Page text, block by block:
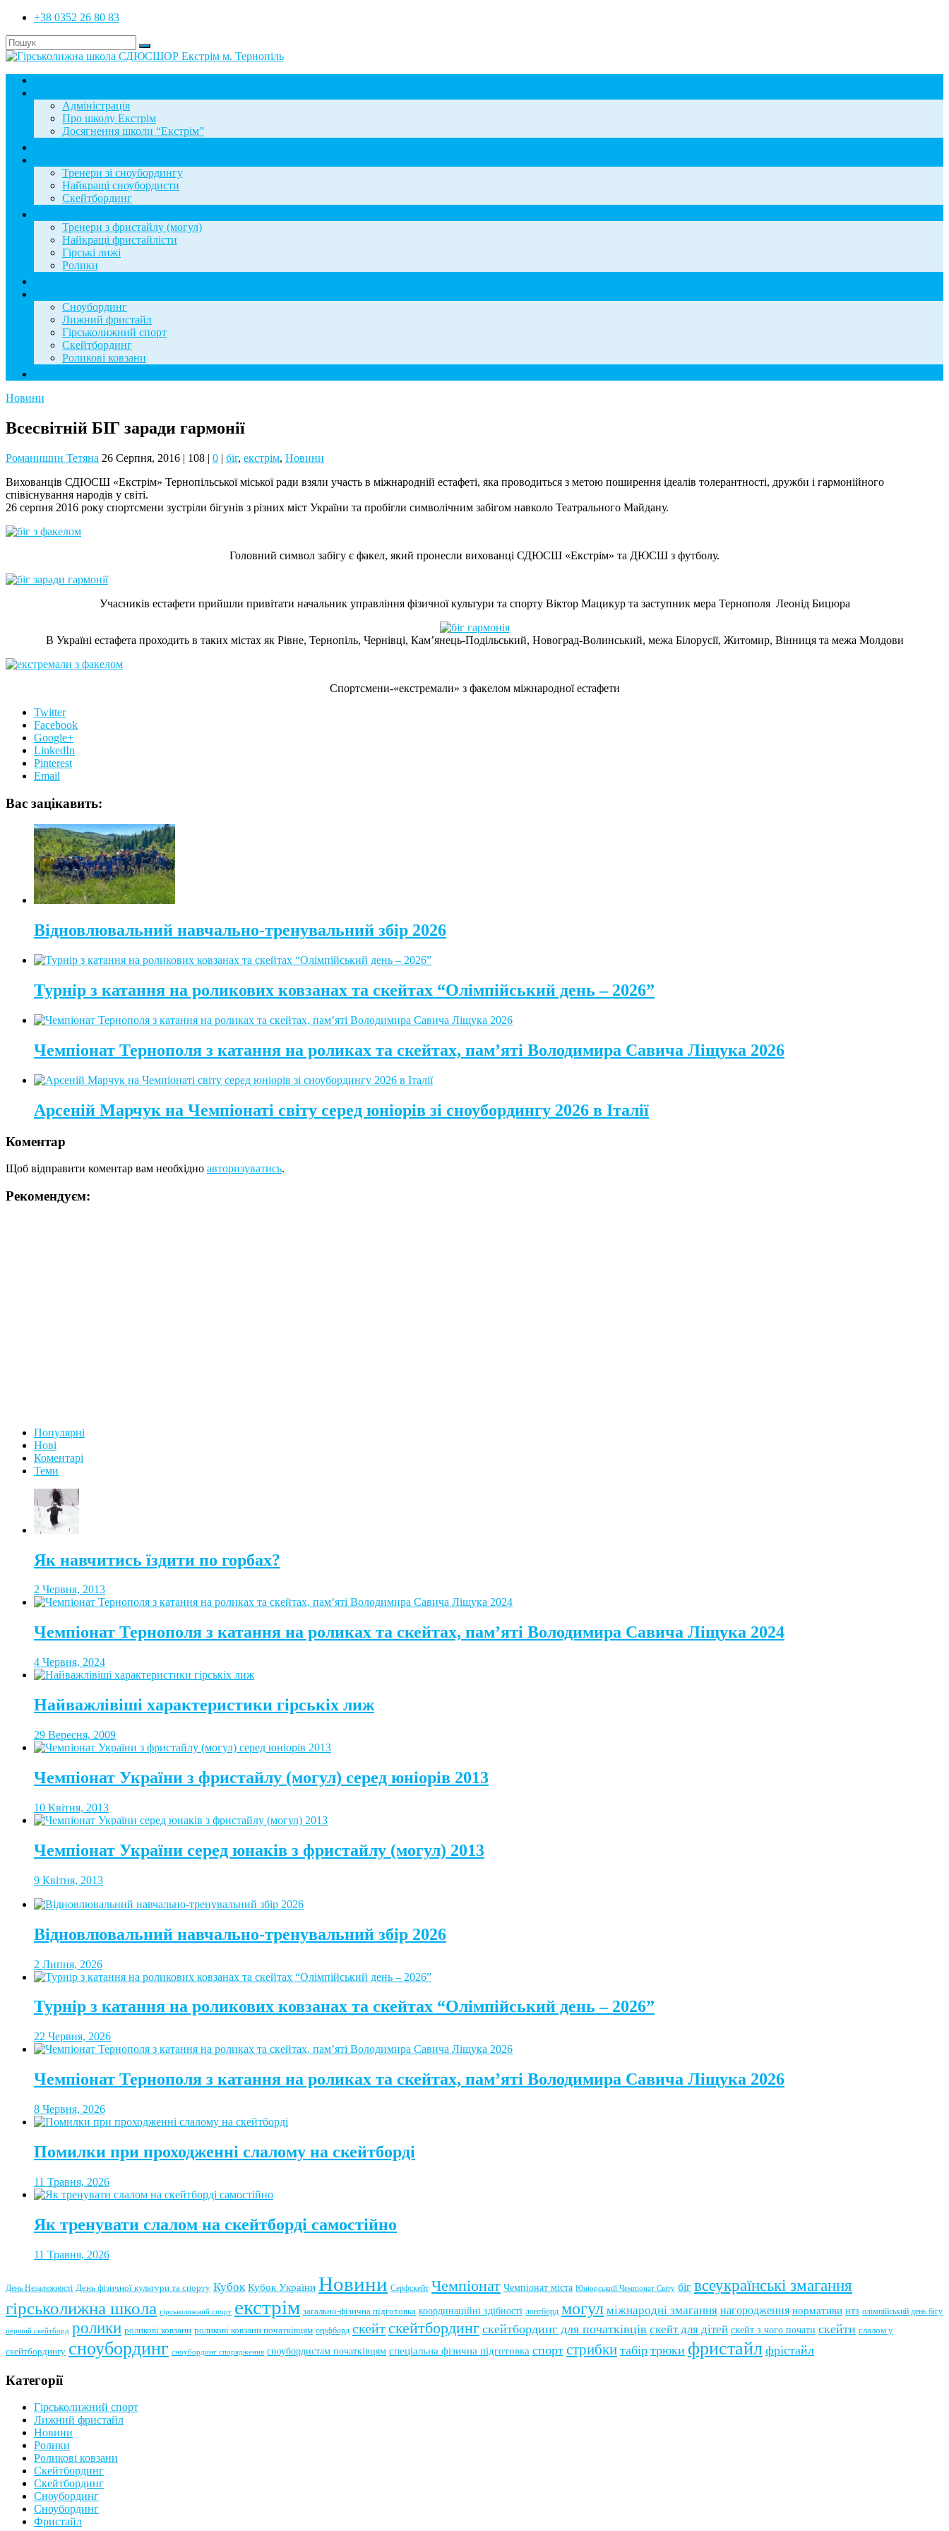
+38 0352 26 80 83
Адміністрація
Про школу Екстрім
Досягнення школи “Екстрім”
Тренери зі сноубордингу
Найкращі сноубордисти
Скейтбординг
Тренери з фристайлу (могул)
Найкращі фристайлісти
Гірські лижі
Ролики
Сноубординг
Лижний фристайл
Гірськолижний спорт
Скейтбординг
Роликові ковзани
Новини
Всесвітній БІГ заради гармонії
Романишин Тетяна 26 Серпня, 2016 | 108 | 0 | біг, екстрім, Новини
Вихованців СДЮСШ «Екстрім» Тернопільської міської ради взяли участь в міжнародній естафеті, яка проводиться з метою поширення ідеалів толерантності, дружби і гармонійного
співіснування народів у світі.
26 серпня 2016 року спортсмени зустріли бігунів з різних міст України та пробігли символічним забігом навколо Театрального Майдану.
Головний символ забігу є факел, який пронесли вихованці СДЮСШ «Екстрім» та ДЮСШ з футболу.
Учасників естафети прийшли привітати начальник управління фізичної культури та спорту Віктор Мацикур та заступник мера Тернополя Леонід Бицюра
В Україні естафета проходить в таких містах як Рівне, Тернопіль, Чернівці, Кам’янець-Подільський, Новоград-Волинський, межа Білорусії, Житомир, Вінниця та межа Молдови
Спортсмени-«екстремали» з факелом міжнародної естафети
Twitter
Facebook
Google+
LinkedIn
Pinterest
Email
Вас зацікавить:
Відновлювальний навчально-тренувальний збір 2026
Турнір з катання на роликових ковзанах та скейтах “Олімпійський день – 2026”
Чемпіонат Тернополя з катання на роликах та скейтах, пам’яті Володимира Савича Ліщука 2026
Арсеній Марчук на Чемпіонаті світу серед юніорів зі сноубордингу 2026 в Італії
Коментар
Щоб відправити коментар вам необхідно авторизуватись.
Рекомендуєм:
Популярні
Нові
Коментарі
Теми
Як навчитись їздити по горбах?
2 Червня, 2013
Чемпіонат Тернополя з катання на роликах та скейтах, пам’яті Володимира Савича Ліщука 2024
4 Червня, 2024
Найважлівіші характеристики гірськіх лиж
29 Вересня, 2009
Чемпіонат України з фристайлу (могул) серед юніорів 2013
10 Квітня, 2013
Чемпіонат України серед юнаків з фристайлу (могул) 2013
9 Квітня, 2013
Відновлювальний навчально-тренувальний збір 2026
2 Липня, 2026
Турнір з катання на роликових ковзанах та скейтах “Олімпійський день – 2026”
22 Червня, 2026
Чемпіонат Тернополя з катання на роликах та скейтах, пам’яті Володимира Савича Ліщука 2026
8 Червня, 2026
Помилки при проходженні слалому на скейтборді
11 Травня, 2026
Як тренувати слалом на скейтборді самостійно
11 Травня, 2026
День Незалежності День фізичної культури та спорту Кубок Кубок України Новини Серфскейт Чемпіонат Чемпіонат міста Юніорський Чемпіонат Світу біг всеукраїнські змагання
гірськолижна школа гірськолижний спорт екстрім загально-фізична підготовка координаційні здібності лонгборд могул міжнародні змагання нагородження нормативи нтз олімпійський день бігу
перший скейтборд ролики роликові ковзани роликові ковзани початківцям серфборд скейтскейтбординг скейтбординг для початківців скейт для дітей скейт з чого почати скейти слалом у
скейтбордингу сноубординг сноубординг спорядження сноубордистам початківцям спеціальна фізична підготовка спорт стрибки табір трюки фристайл фрістайл
Категорії
Гірськолижний спорт
Лижний фристайл
Новини
Ролики
Роликові ковзани
Скейтбординг
Скейтбординг
Сноубординг
Сноубординг
Фристайл